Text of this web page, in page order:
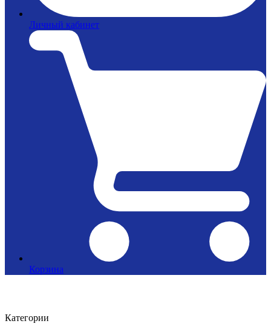
Личный кабинет
Корзина
Категории